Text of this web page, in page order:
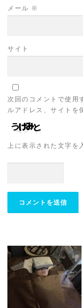
メール ※
サイト
次回のコメントで使用
ルアドレス、サイトを
上に表示された文字を